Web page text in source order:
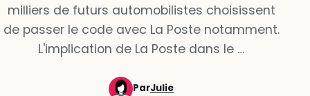
milliers de futurs automobilistes choisissent
de passer le code avec La Poste notamment.
L'implication de La Poste dans le …
ParJulie